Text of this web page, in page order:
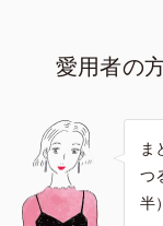
愛用者の
ま
つ
半）